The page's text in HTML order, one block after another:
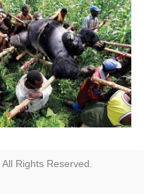
Rights Reserved.